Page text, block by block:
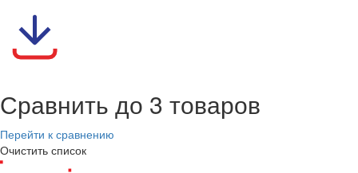
Сравнить до 3 товаров
Перейти к сравнению
Очистить список